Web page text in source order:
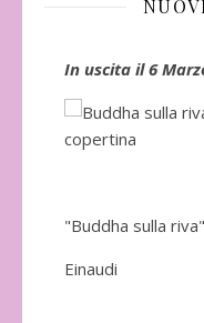
In uscita il 6
"Buddha sulla
Einaudi